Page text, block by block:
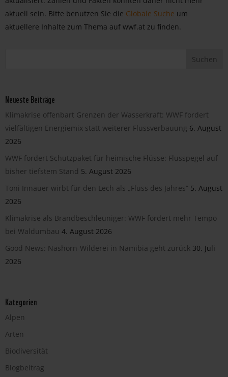
aktuell sein. Bitte benutzen Sie die Globale Suche um
aktuellere Inhalte zum Thema auf wwf.at zu finden.
Neueste Beiträge
Klimakrise offenbart Grenzen der Wasserkraft: WWF fordert
vielfältigen Energiemix statt weiterer Flussverbauung 6. August
2026
WWF fordert Schutzpaket für heimische Flüsse: Flusspegel auf
bisher tiefstem Stand 5. August 2026
Toni Innauer wirbt für den Lech als „Fluss des Jahres“ 5. August
2026
Klimakrise als Brandbeschleuniger: WWF fordert mehr Tempo
bei Waldumbau 4. August 2026
Good News: Nashorn-Wilderei in Namibia geht zurück 30. Juli
2026
Kategorien
Alpen
Arten
Biodiversität
Blogbeitrag